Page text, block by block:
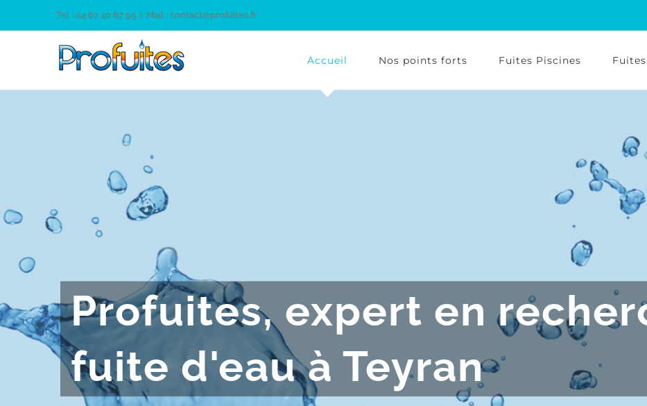
Tel : 04 67 40 67 95 Mail : contact@profuites.fr
Accueil Nos points forts Fuites Piscines
Profuites, expert en
fuite d'eau à Teyran